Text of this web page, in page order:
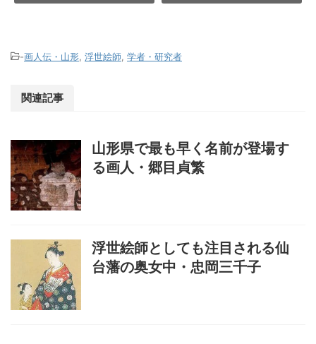
-画人伝・山形, 浮世絵師, 学者・研究者
関連記事
山形県で最も早く名前が登場す
る画人・郷目貞繁
浮世絵師としても注目される仙
台藩の奥女中・忠岡三千子